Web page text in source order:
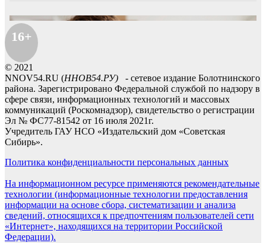
16+
© 2021
NNOV54.RU (ННОВ54.РУ) - сетевое издание Болотнинского
района. Зарегистрировано Федеральной службой по надзору в
сфере связи, информационных технологий и массовых
коммуникаций (Роскомнадзор), свидетельство о регистрации
Эл № ФС77-81542 от 16 июля 2021г.
Учредитель ГАУ НСО «Издательский дом «Советская
Сибирь».
Политика конфиденциальности персональных данных
На информационном ресурсе применяются рекомендательные
технологии (информационные технологии предоставления
информации на основе сбора, систематизации и анализа
сведений, относящихся к предпочтениям пользователей сети
«Интернет», находящихся на территории Российской
Федерации).